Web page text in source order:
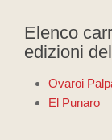
Elenco
edizioni
Ovaroi
El Punaro